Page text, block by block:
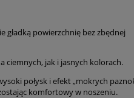
gładką powierzchnię bez zbędnej
jak i jasnych kolorach.
połysk i efekt „mokrych
komfortowy w noszeniu.